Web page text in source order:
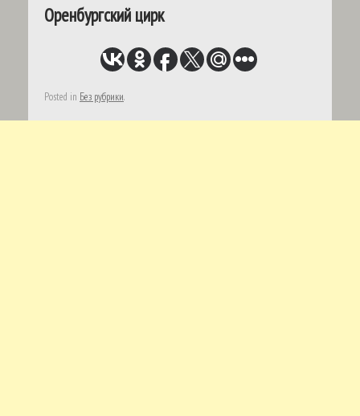
Оренбургский цирк
Posted in Без рубрики.